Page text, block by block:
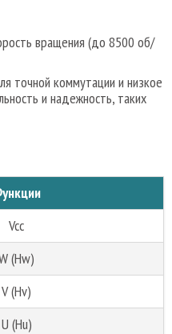
вращения (до 8500 об/
точной коммутации и низкое
и надежность, таких
Vcc
(Hw)
V (Hv)
U (Hu)